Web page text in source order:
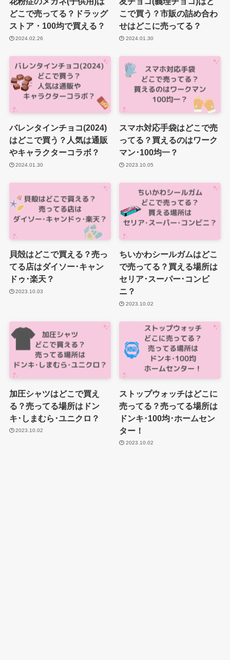
どこで売ってる？ドラッグ
ストア・100均で買える？
2024.02.26
こで買う？市販の詰め合わ
せはどこに売ってる？
2024.01.30
バレンタインチョコ(2024)
はどこで買う？人気は通販
やキャラクターコラボ？
2024.01.30
スマホ対応手袋はどこで売
ってる？買えるのはワーク
マン･100均一？
2023.10.05
貝殻はどこで買える？売っ
てる店はダイソー･キャン
ドゥ･楽天？
2023.10.03
ちいかわシールガムはどこ
で売ってる？買える場所は
セリア･スーパー･コンビ
ニ？
2023.10.02
加圧シャツはどこで買え
る？売ってる場所はドン
キ･しまむら･ユニクロ？
2023.10.02
ストップウォッチはどこに
売ってる？売ってる場所は
ドンキ･100均･ホームセン
ター！
2023.10.02